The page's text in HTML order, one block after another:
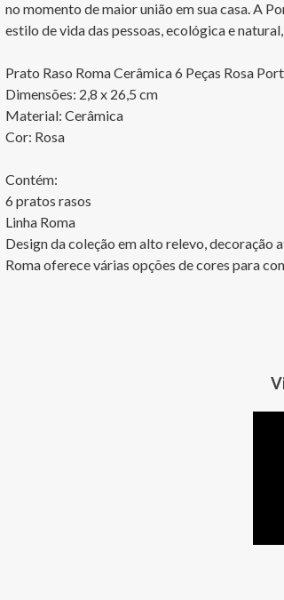
no momento de maior união em sua casa. A
estilo de vida das pessoas, ecológica e
Prato Raso Roma Cerâmica 6 Peças Rosa
Dimensões: 2,8 x 26,5 cm
Material: Cerâmica
Cor: Rosa
Contém:
6 pratos rasos
Linha Roma
Design da coleção em alto relevo, decoração
Roma oferece várias opções de cores para